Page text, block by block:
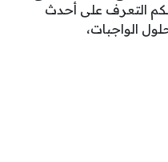
التعرف على أحدث
الواجبات،